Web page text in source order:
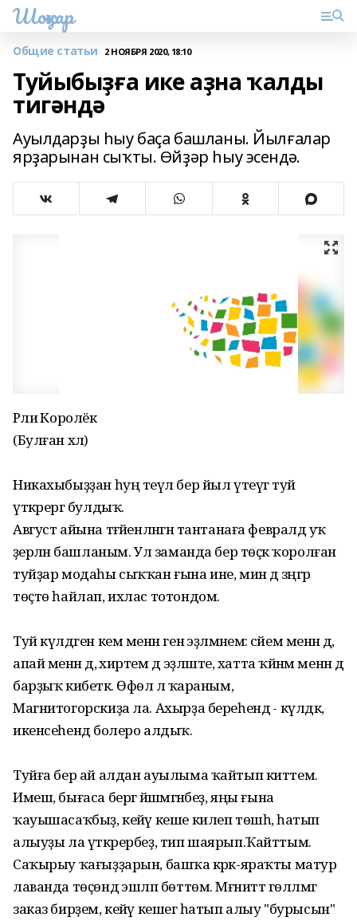
Шоңҡар
Общие статьи 2 НОЯБРЯ 2020, 18:10
Туйыбыҙға ике аҙна ҡалды
тигәндә
Ауылдарҙы һыу баҫа башланы. Йылғалар
ярҙарынан сыҡты. Өйҙәр һыу эсендә.
Рәлиә Королёк
(Булған хәл)
Никахыбыҙҙан һуң теүәл бер йыл үтеүгә туй
үткәрергә булдыҡ.
Август айына тәғәйенләнгән тантанаға февралдә уҡ
әҙерләнә башланым. Ул заманда бер төҫкә ҡоролған
туйҙар модаһы сыҡҡан ғына ине, мин дә зәңгәр
төҫтө һайлап, ихлас тотондом.
Туй күлдәген кем менән генә эҙләмәнем: әсәйем менән дә,
апай менән дә, әхирәтем дә эҙләште, хатта ҡәйнәм менән дә
барҙыҡ кибеткә. Өфөлә лә ҡараным,
Магнитогорскиҙа ла. Ахырҙа береһендә - күлдәк,
икенсеһендә болеро алдыҡ.
Туйға бер ай алдан ауылыма ҡайтып киттем.
Имеш, бығаса бергә йәшәмәгәнбеҙ, яңы ғына
ҡауышасаҡбыҙ, кейәү кеше килеп төшһә, һатып
алыуҙы ла үткәрербеҙ, тип шаярып.Ҡайттым.
Саҡырыу ҡағыҙҙарын, башҡа кәрәк-яраҡты матур
лаванда төҫөндә эшләп бөттөм. Мәғниттә гөлләмәгә
заказ бирҙем, кейәү кешегә һатып алыу "бурысын"